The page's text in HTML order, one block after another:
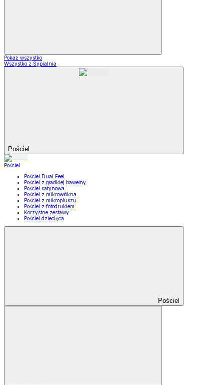
Pokaż wszystko
Wszystko z Sypialnia
Pościel
Pościel
Pościel Dual Feel
Pościel z gładkiej bawełny
Pościel satynowa
Pościel z mikrowłókna
Pościel z mikropluszu
Pościel z fotodrukiem
Korzystne zestawy
Pościel dziecięca
Pościel